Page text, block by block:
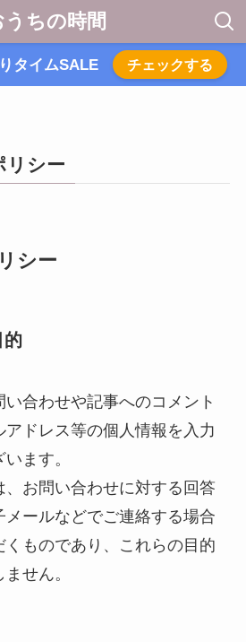
うちの時間
タイムSALE チェックする
リシー
シー
的
合わせや記事へのコメント
ドレス等の個人情報を入力
ます。
お問い合わせに対する回答
ールなどでご連絡する場合
くものであり、これらの目的
せん。